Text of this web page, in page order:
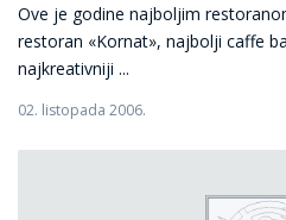
Ove je godine najboljim
restoran «Kornat», najbolji caffe
najkreativniji ...
02. listopada 2006.